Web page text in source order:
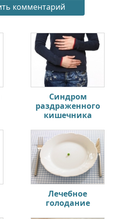
Синдром
раздраженного
кишечника
Лечебное
голодание